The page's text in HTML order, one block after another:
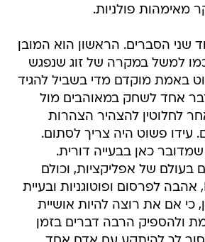
מאימהות פולניות.
שני הסברים. הראשון הוא המובן
למשל במקרה של זוג שנפגש
באמת מוקדם מדי בשביל להגיד
אחד לשחק במאוהבים מול
לחלוטין להצהיר הצהרות
עידו פשוט היה צריך לסתום.
כאן בבעייה דורית.
בעולם של אפליקציות, וכולם
סובלים מ-FOMO, אהבה לפרסום ופוטוגניות ובעיית
כי אם את רוצה להיות אושיית
ולהספיק הרבה דברים בזמן